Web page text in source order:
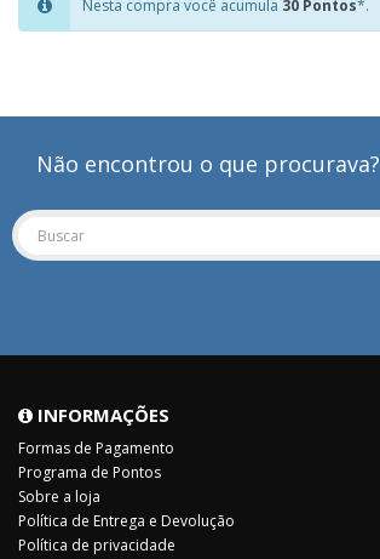
Nesta compra você acumula 30 Pontos*.
Não encontrou o que procurava?
INFORMAÇÕES
Formas de Pagamento
Programa de Pontos
Sobre a loja
Política de Entrega e Devolução
Política de privacidade